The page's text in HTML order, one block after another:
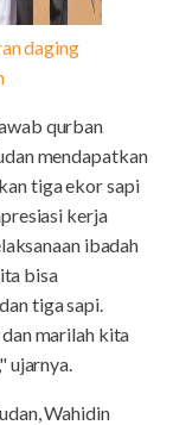
daging
qurban
mendapatkan
tiga ekor sapi
kerja
ibadah
bisa
tiga sapi.
marilah kita
ujarnya.
Wahidin